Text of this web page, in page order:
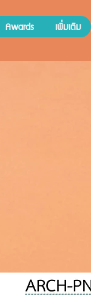
Awards เพิ่มเติม